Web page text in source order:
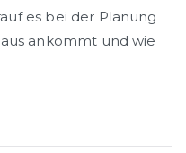
es bei der Planung
ankommt und wie